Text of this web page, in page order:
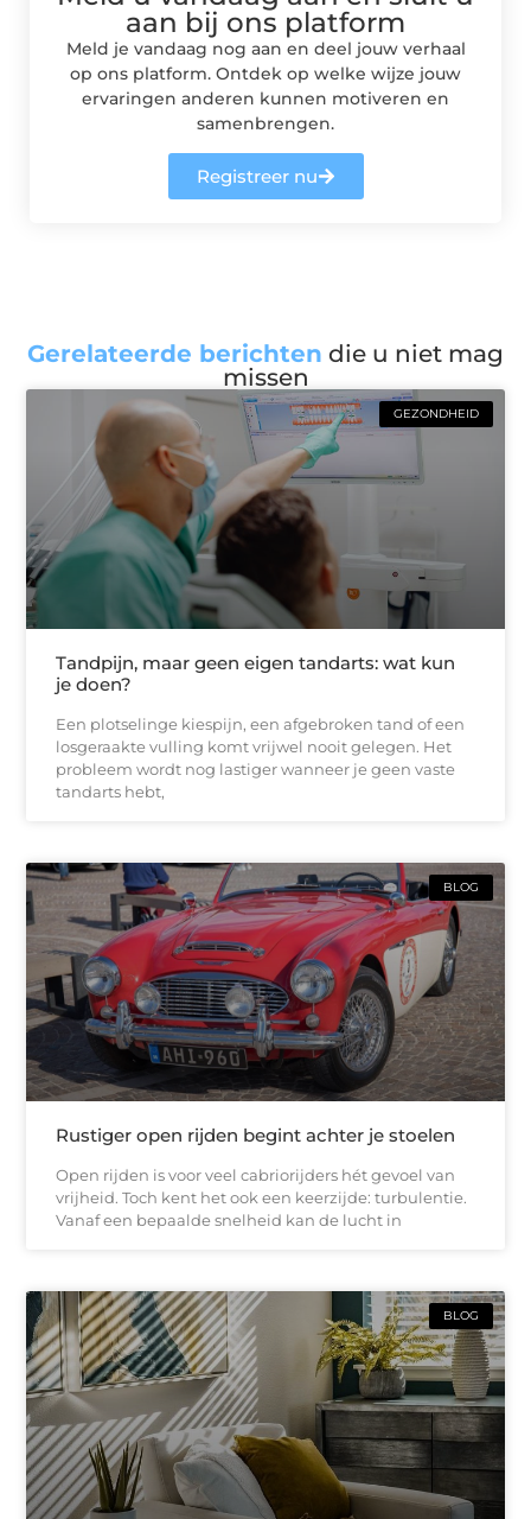
aan bij ons platform
Meld je vandaag nog aan en deel jouw verhaal
op ons platform. Ontdek op welke wijze jouw
ervaringen anderen kunnen motiveren en
samenbrengen.
Registreer nu
Gerelateerde berichten die u niet mag
missen
GEZONDHEID
Tandpijn, maar geen eigen tandarts: wat kun
je doen?
Een plotselinge kiespijn, een afgebroken tand of een
losgeraakte vulling komt vrijwel nooit gelegen. Het
probleem wordt nog lastiger wanneer je geen vaste
tandarts hebt,
BLOG
Rustiger open rijden begint achter je stoelen
Open rijden is voor veel cabriorijders hét gevoel van
vrijheid. Toch kent het ook een keerzijde: turbulentie.
Vanaf een bepaalde snelheid kan de lucht in
BLOG